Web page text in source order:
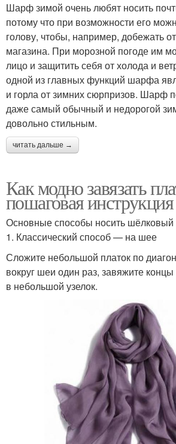
Шарф зимой очень любят носить
потому что при возможности его
голову, чтобы, например, добежать
магазина. При морозной погоде им
лицо и защитить себя от холода и
одной из главных функций шарфа
и горла от зимних сюрпризов. Шарф
даже самый обычный и недорогой
довольно стильным.
читать дальше →
Как модно завязать
пошаговая инструкция
Основные способы носить шёлковый
1. Классический способ — на шее
Сложите небольшой платок по
вокруг шеи один раз, завяжите
в небольшой узелок.